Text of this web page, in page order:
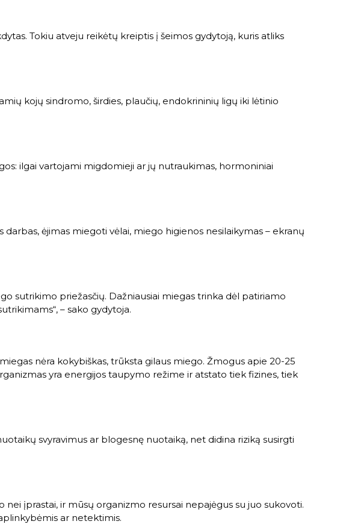
Tokiu atveju reikėtų kreiptis į šeimos gydytoją, kuris atliks
kojų sindromo, širdies, plaučių, endokrininių ligų iki lėtinio
ilgai vartojami migdomieji ar jų nutraukimas, hormoniniai
ėjimas miegoti vėlai, miego higienos nesilaikymas – ekranų
sutrikimo priežasčių. Dažniausiai miegas trinka dėl patiriamo
– sako gydytoja.
nėra kokybiškas, trūksta gilaus miego. Žmogus apie 20-25
yra energijos taupymo režime ir atstato tiek fizines, tiek
svyravimus ar blogesnę nuotaiką, net didina riziką susirgti
įprastai, ir mūsų organizmo resursai nepajėgus su juo sukovoti.
ar netektimis.